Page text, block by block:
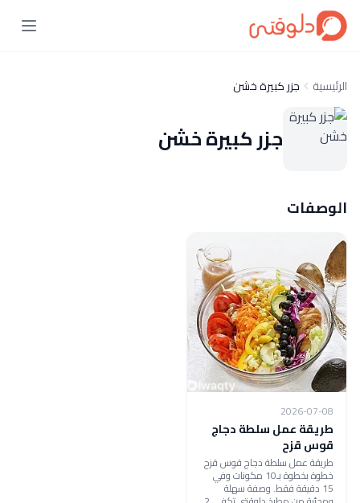
الرئيسية جزر كبيرة خشن
جزر كبيرة خشن
الوصفات
2026-07-08
طريقة عمل سلطة دجاج
قوس قزح
طريقة عمل سلطة دجاج قوس قزح
خطوة بخطوة بـ10 مكونات وفي
15 دقيقة فقط. وصفة سهلة